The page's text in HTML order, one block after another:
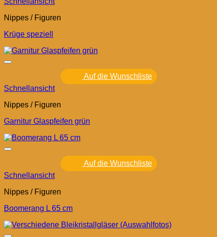
Nippes / Figuren
Krüge speziell
Auf die Wunschliste
Schnellansicht
Nippes / Figuren
Garnitur Glaspfeifen grün
Auf die Wunschliste
Schnellansicht
Nippes / Figuren
Boomerang L 65 cm